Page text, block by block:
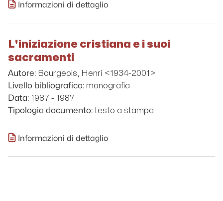
Informazioni di dettaglio
L'iniziazione cristiana e i suoi
sacramenti
Autore: Bourgeois, Henri <1934-2001>
Livello bibliografico: monografia
Data: 1987 - 1987
Tipologia documento: testo a stampa
Informazioni di dettaglio